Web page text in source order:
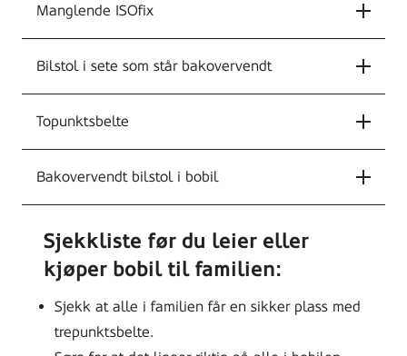
Manglende ISOfix
Bilstol i sete som står bakovervendt
Topunktsbelte
Bakovervendt bilstol i bobil
Sjekkliste før du leier eller
kjøper bobil til familien:
Sjekk at alle i familien får en sikker plass med
trepunktsbelte.